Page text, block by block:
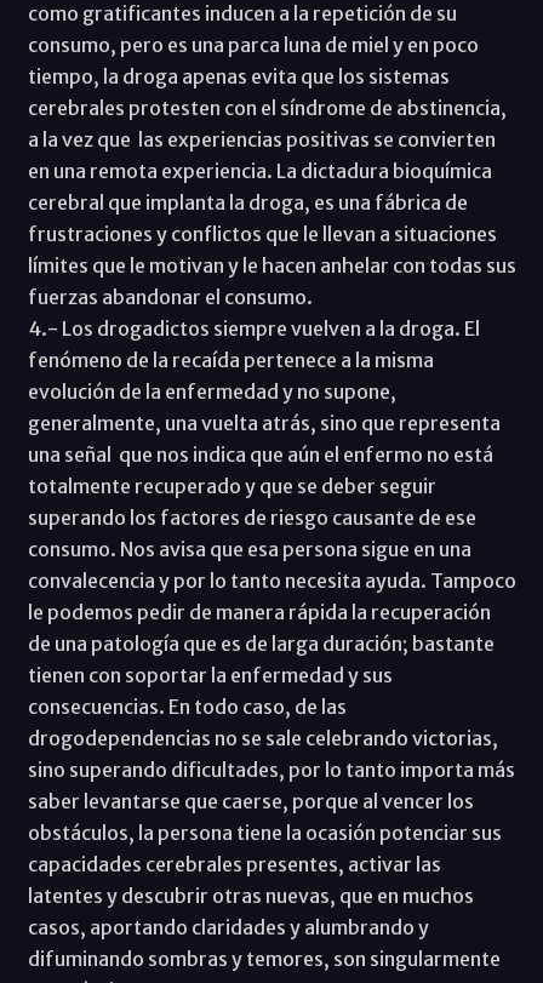
como gratificantes inducen a la repetición de su
consumo, pero es una parca luna de miel y en poco
tiempo, la droga apenas evita que los sistemas
cerebrales protesten con el síndrome de abstinencia,
a la vez que las experiencias positivas se convierten
en una remota experiencia. La dictadura bioquímica
cerebral que implanta la droga, es una fábrica de
frustraciones y conflictos que le llevan a situaciones
límites que le motivan y le hacen anhelar con todas sus
fuerzas abandonar el consumo.
4.- Los drogadictos siempre vuelven a la droga. El
fenómeno de la recaída pertenece a la misma
evolución de la enfermedad y no supone,
generalmente, una vuelta atrás, sino que representa
una señal que nos indica que aún el enfermo no está
totalmente recuperado y que se deber seguir
superando los factores de riesgo causante de ese
consumo. Nos avisa que esa persona sigue en una
convalecencia y por lo tanto necesita ayuda. Tampoco
le podemos pedir de manera rápida la recuperación
de una patología que es de larga duración; bastante
tienen con soportar la enfermedad y sus
consecuencias. En todo caso, de las
drogodependencias no se sale celebrando victorias,
sino superando dificultades, por lo tanto importa más
saber levantarse que caerse, porque al vencer los
obstáculos, la persona tiene la ocasión potenciar sus
capacidades cerebrales presentes, activar las
latentes y descubrir otras nuevas, que en muchos
casos, aportando claridades y alumbrando y
difuminando sombras y temores, son singularmente